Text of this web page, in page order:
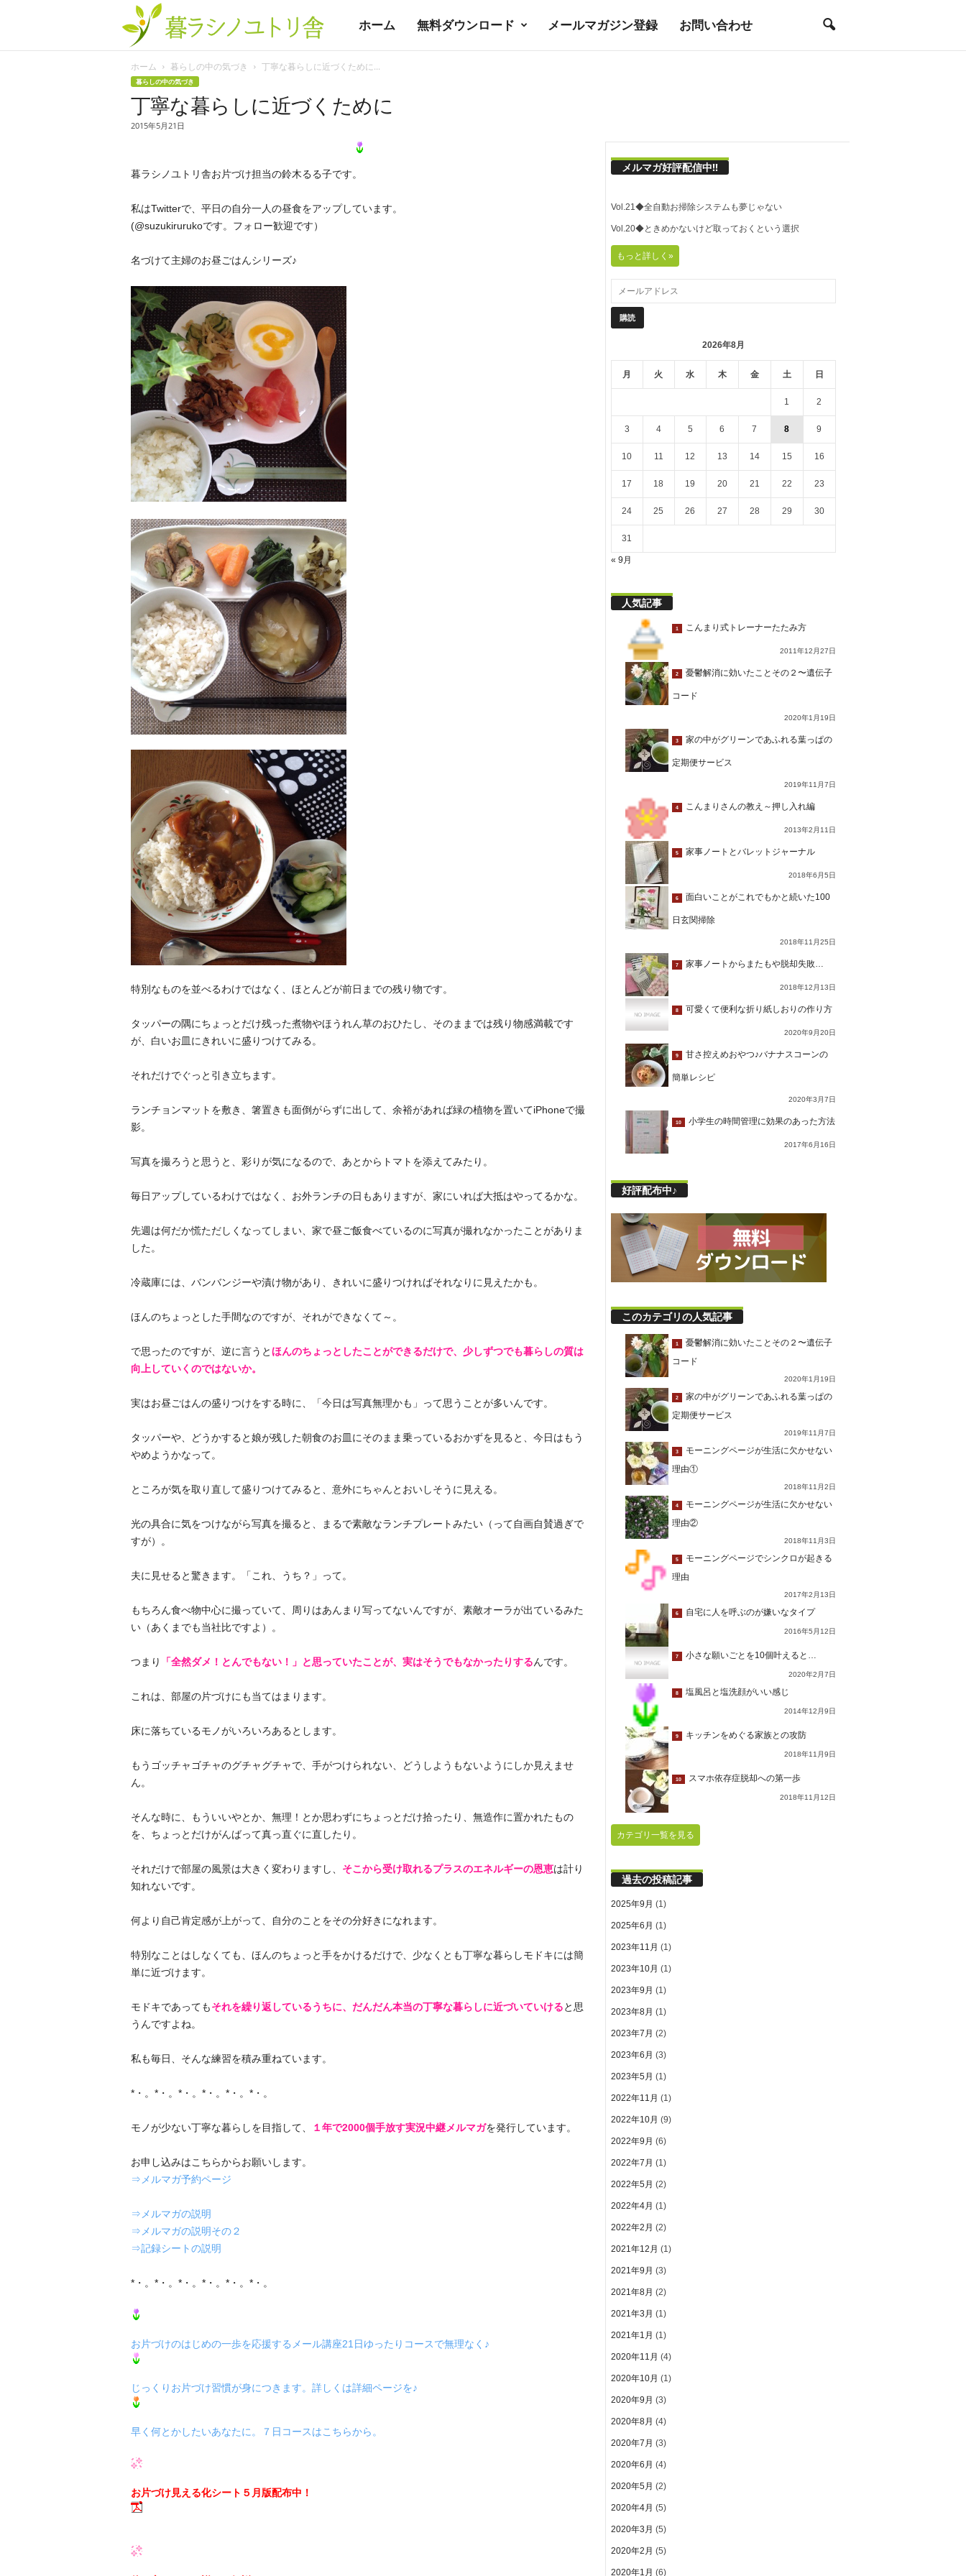
ラ
ノ
ホーム 無料ダウンロード メールマガジン登録 お問い合わせ
ホーム 暮らしの中の気づき 丁寧な暮らしに近づくために...
暮らしの中の気づき
丁寧な暮らしに近づくために
2015年5月21日
暮ラシノユトリ舎お片づけ担当の鈴木るる子です。
私はTwitterで、平日の自分一人の昼食をアップしています。
(@suzukirurukoです。フォロー歓迎です）
名づけて主婦のお昼ごはんシリーズ♪
特別なものを並べるわけではなく、ほとんどが前日までの残り物です。
タッパーの隅にちょっとだけ残った煮物やほうれん草のおひたし、そのままでは残り物感満載です
が、白いお皿にきれいに盛りつけてみる。
それだけでぐっと引き立ちます。
ランチョンマットを敷き、箸置きも面倒がらずに出して、余裕があれば緑の植物を置いてiPhoneで撮
影。
写真を撮ろうと思うと、彩りが気になるので、あとからトマトを添えてみたり。
毎日アップしているわけではなく、お外ランチの日もありますが、家にいれば大抵はやってるかな。
先週は何だか慌ただしくなってしまい、家で昼ご飯食べているのに写真が撮れなかったことがありま
した。
冷蔵庫には、バンバンジーや漬け物があり、きれいに盛りつければそれなりに見えたかも。
ほんのちょっとした手間なのですが、それができなくて～。
で思ったのですが、逆に言うとほんのちょっとしたことができるだけで、少しずつでも暮らしの質は
向上していくのではないか。
実はお昼ごはんの盛りつけをする時に、「今日は写真無理かも」って思うことが多いんです。
タッパーや、どうかすると娘が残した朝食のお皿にそのまま乗っているおかずを見ると、今日はもう
やめようかなって。
ところが気を取り直して盛りつけてみると、意外にちゃんとおいしそうに見える。
光の具合に気をつけながら写真を撮ると、まるで素敵なランチプレートみたい（って自画自賛過ぎで
すが）。
夫に見せると驚きます。「これ、うち？」って。
もちろん食べ物中心に撮っていて、周りはあんまり写ってないんですが、素敵オーラが出ているみた
い（あくまでも当社比ですよ）。
つまり 「全然ダメ！とんでもない！」と思っていたことが、実はそうでもなかったりするんです。
これは、部屋の片づけにも当てはまります。
床に落ちているモノがいろいろあるとします。
もうゴッチャゴチャのグチャグチャで、手がつけられない、どうしようもないようにしか見えませ
ん。
そんな時に、もういいやとか、無理！とか思わずにちょっとだけ拾ったり、無造作に置かれたもの
を、ちょっとだけがんばって真っ直ぐに直したり。
それだけで部屋の風景は大きく変わりますし、 そこから受け取れるプラスのエネルギーの恩恵は計り
知れないです。
何より自己肯定感が上がって、自分のことをその分好きになれます。
特別なことはしなくても、ほんのちょっと手をかけるだけで、少なくとも丁寧な暮らしモドキには簡
単に近づけます。
モドキであってもそれを繰り返しているうちに、だんだん本当の丁寧な暮らしに近づいていけると思
うんですよね。
私も毎日、そんな練習を積み重ねています。
*・。*・。*・。*・。*・。*・。
モノが少ない丁寧な暮らしを目指して、 １年で2000個手放す実況中継メルマガを発行しています。
お申し込みはこちらからお願いします。
⇒メルマガ予約ページ
⇒メルマガの説明
⇒メルマガの説明その２
⇒記録シートの説明
*・。*・。*・。*・。*・。*・。
お片づけのはじめの一歩を応援するメール講座21日ゆったりコースで無理なく♪
じっくりお片づけ習慣が身につきます。詳しくは詳細ページを♪
早く何とかしたいあなたに。７日コースはこちらから。
お片づけ見える化シート５月版配布中！
メルマガ好評配信中!!
Vol.21◆全自動お掃除システムも夢じゃない
Vol.20◆ときめかないけど取っておくという選択
もっと詳しく»
2026年8月
月 火 水 木 金 土 日
1 2
3 4 5 6 7 8 9
10 11 12 13 14 15 16
17 18 19 20 21 22 23
24 25 26 27 28 29 30
31
« 9月
人気記事
1 こんまり式トレーナーたたみ方
2011年12月27日
2 憂鬱解消に効いたことその２〜遺伝子
コード
2020年1月19日
3 家の中がグリーンであふれる葉っぱの
定期便サービス
2019年11月7日
4 こんまりさんの教え～押し入れ編
2013年2月11日
5 家事ノートとバレットジャーナル
2018年6月5日
6 面白いことがこれでもかと続いた100
日玄関掃除
2018年11月25日
7 家事ノートからまたもや脱却失敗…
2018年12月13日
8 可愛くて便利な折り紙しおりの作り方
2020年9月20日
9 甘さ控えめおやつ♪バナナスコーンの
簡単レシピ
2020年3月7日
10 小学生の時間管理に効果のあった方法
2017年6月16日
好評配布中♪
このカテゴリの人気記事
1
憂鬱解消に効いたことその２〜遺伝子
コード
2020年1月19日
2
家の中がグリーンであふれる葉っぱの
定期便サービス
2019年11月7日
3
モーニングページが生活に欠かせない
理由①
2018年11月2日
4
モーニングページが生活に欠かせない
理由②
2018年11月3日
5
モーニングページでシンクロが起きる
理由
2017年2月13日
6 自宅に人を呼ぶのが嫌いなタイプ
2016年5月12日
7 小さな願いごとを10個叶えると…
2020年2月7日
8 塩風呂と塩洗顔がいい感じ
2014年12月9日
9 キッチンをめぐる家族との攻防
2018年11月9日
10 スマホ依存症脱却への第一歩
2018年11月12日
カテゴリ一覧を見る
過去の投稿記事
2025年9月 (1)
2025年6月 (1)
2023年11月 (1)
2023年10月 (1)
2023年9月 (1)
2023年8月 (1)
2023年7月 (2)
2023年6月 (3)
2023年5月 (1)
2022年11月 (1)
2022年10月 (9)
2022年9月 (6)
2022年7月 (1)
2022年5月 (2)
2022年4月 (1)
2022年2月 (2)
2021年12月 (1)
2021年9月 (3)
2021年8月 (2)
2021年3月 (1)
2021年1月 (1)
2020年11月 (4)
2020年10月 (1)
2020年9月 (3)
2020年8月 (4)
2020年7月 (3)
2020年6月 (4)
2020年5月 (2)
2020年4月 (5)
2020年3月 (5)
2020年2月 (5)
2020年1月 (6)